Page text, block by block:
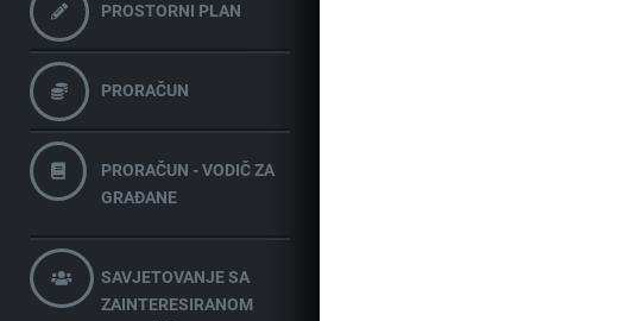
PROSTORNI PLAN
PRORAČUN
PRORAČUN - VODIČ ZA
GRAĐANE
SAVJETOVANJE SA
ZAINTERESIRANOM